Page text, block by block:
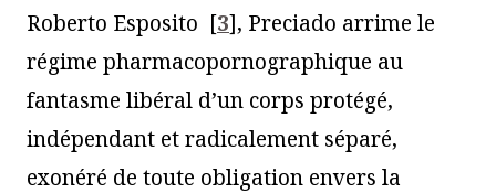
Roberto Esposito [3], Preciado arrime le
régime pharmacopornographique au
fantasme libéral d’un corps protégé,
indépendant et radicalement séparé,
exonéré de toute obligation envers la